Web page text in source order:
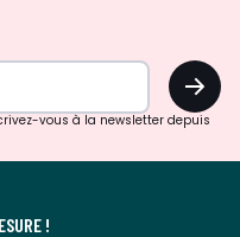
OK
vous à la newsletter depuis
!